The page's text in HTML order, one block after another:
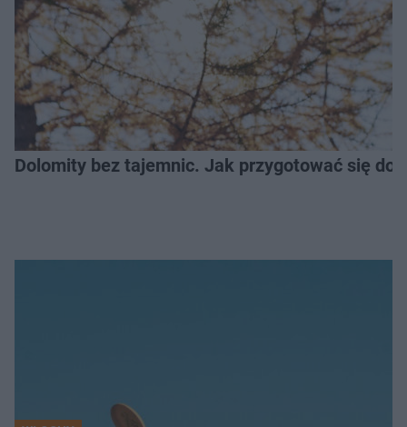
Dolomity bez tajemnic. Jak przygotować się do